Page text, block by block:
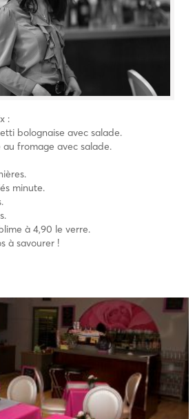
:
bolognaise avec salade.
au fromage avec salade.
minute.
à 4,90 le verre.
à savourer !